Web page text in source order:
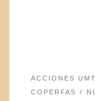
ACCIONES UMT
COPERFAS